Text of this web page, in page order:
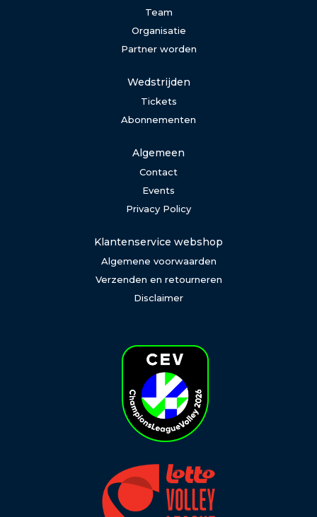
Team
Organisatie
Partner worden
Wedstrijden
Tickets
Abonnementen
Algemeen
Contact
Events
Privacy Policy
Klantenservice webshop
Algemene voorwaarden
Verzenden en retourneren
Disclaimer